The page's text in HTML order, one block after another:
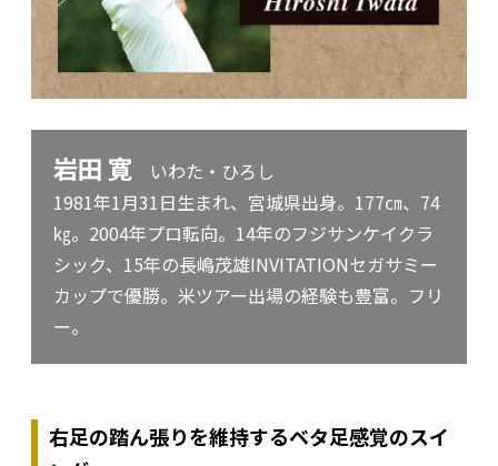
岩田 寛 いわた・ひろし
1981年1月31日生まれ、宮城県出身。177㎝、74
㎏。2004年プロ転向。14年のフジサンケイクラ
シック、15年の長嶋茂雄INVITATIONセガサミー
カップで優勝。米ツアー出場の経験も豊富。フリ
ー。
右足の踏ん張りを維持するベタ足感覚のスイ